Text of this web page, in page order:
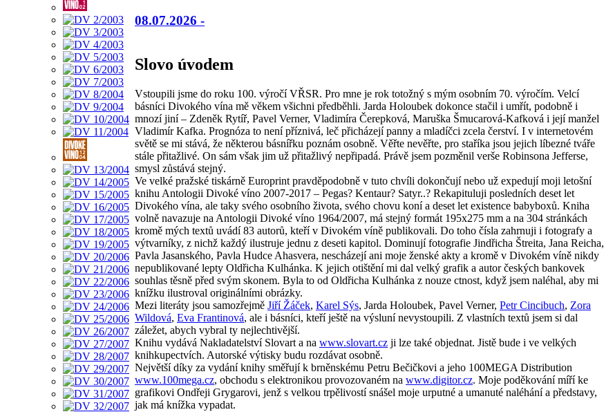
08.07.2026 -
Slovo úvodem
Vstoupili jsme do roku 100. výročí VŘSR. Pro mne je rok totožný s mým osobním 70. výročím. Velcí
básníci Divokého vína mě věkem všichni předběhli. Jarda Holoubek dokonce stačil i umřít, podobně i
mnozí jiní – Zdeněk Rytíř, Pavel Verner, Vladimíra Čerepková, Maruška Šmucarová-Kafková i její manžel
Vladimír Kafka. Prognóza to není příznivá, leč přicházejí panny a mladíčci zcela čerství. I v internetovém
světě se mi stává, že některou básnířku poznám osobně. Věřte nevěřte, pro staříka jsou jejich líbezné tváře
stále přitažlivé. On sám však jim už přitažlivý nepřipadá. Právě jsem pozměnil verše Robinsona Jefferse,
smysl zůstává stejný.
Ve velké pražské tiskárně Europrint pravděpodobně v tuto chvíli dokončují nebo už expedují moji letošní
knihu Antologii Divoké víno 2007-2017 – Pegas? Kentaur? Satyr..? Rekapituluji posledních deset let
Divokého vína, ale taky svého osobního života, svého chovu koní a deset let existence babyboxů. Kniha
volně navazuje na Antologii Divoké víno 1964/2007, má stejný formát 195x275 mm a na 304 stránkách
kromě mých textů uvádí 83 autorů, kteří v Divokém víně publikovali. Do toho čísla zahrnuji i fotografy a
výtvarníky, z nichž každý ilustruje jednu z deseti kapitol. Dominují fotografie Jindřicha Štreita, Jana Reicha,
Pavla Jasanského, Pavla Hudce Ahasvera, nescházejí ani moje ženské akty a kromě v Divokém víně nikdy
nepublikované lepty Oldřicha Kulhánka. K jejich otištění mi dal velký grafik a autor českých bankovek
souhlas těsně před svým skonem. Byla to od Oldřicha Kulhánka z nouze ctnost, když jsem naléhal, aby mi
knížku ilustroval originálními obrázky.
Mezi literáty jsou samozřejmě Jiří Žáček, Karel Sýs, Jarda Holoubek, Pavel Verner, Petr Cincibuch, Zora
Wildová, Eva Frantinová, ale i básníci, kteří ještě na výsluní nevystoupili. Z vlastních textů jsem si dal
záležet, abych vybral ty nejlechtivější.
Knihu vydává Nakladatelství Slovart a na www.slovart.cz ji lze také objednat. Jistě bude i ve velkých
knihkupectvích. Autorské výtisky budu rozdávat osobně.
Největší díky za vydání knihy směřují k brněnskému Petru Bečičkovi a jeho 100MEGA Distribution
www.100mega.cz, obchodu s elektronikou provozovaném na www.digitor.cz. Moje poděkování míří ke
grafikovi Ondřeji Grygarovi, jenž s velkou trpělivostí snášel moje urputné a umanuté naléhání a představy,
jak má knížka vypadat.